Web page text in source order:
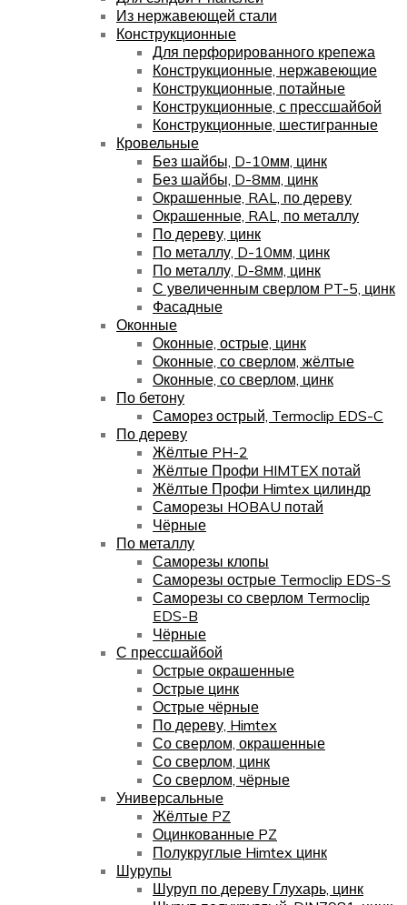
Из нержавеющей стали
Конструкционные
Для перфорированного крепежа
Конструкционные, нержавеющие
Конструкционные, потайные
Конструкционные, с прессшайбой
Конструкционные, шестигранные
Кровельные
Без шайбы, D-10мм, цинк
Без шайбы, D-8мм, цинк
Окрашенные, RAL, по дереву
Окрашенные, RAL, по металлу
По дереву, цинк
По металлу, D-10мм, цинк
По металлу, D-8мм, цинк
С увеличенным сверлом PT-5, цинк
Фасадные
Оконные
Оконные, острые, цинк
Оконные, со сверлом, жёлтые
Оконные, со сверлом, цинк
По бетону
Саморез острый, Termoclip EDS-C
По дереву
Жёлтые PH-2
Жёлтые Профи HIMTEX потай
Жёлтые Профи Himtex цилиндр
Саморезы HOBAU потай
Чёрные
По металлу
Саморезы клопы
Саморезы острые Termoclip EDS-S
Саморезы со сверлом Termoclip
EDS-B
Чёрные
С прессшайбой
Острые окрашенные
Острые цинк
Острые чёрные
По дереву, Himtex
Со сверлом, окрашенные
Со сверлом, цинк
Со сверлом, чёрные
Универсальные
Жёлтые PZ
Оцинкованные PZ
Полукруглые Himtex цинк
Шурупы
Шуруп по дереву Глухарь, цинк